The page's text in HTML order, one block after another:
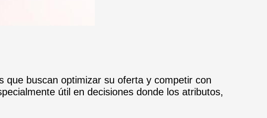
buscan optimizar su oferta y competir con
útil en decisiones donde los atributos,